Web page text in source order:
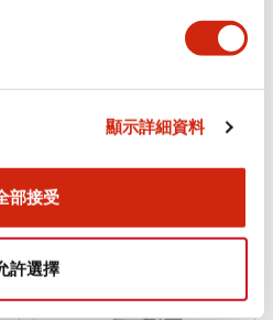
顯示詳細資料
部接受
許選擇
HS7A-DMC5912
HS7A-DMC型 非接觸式安全開關 有
DMC5912